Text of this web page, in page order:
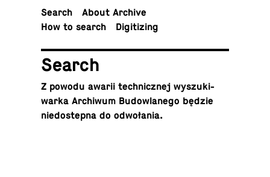
Search
About Archive
How to search
Dig­i­tiz­ing
Search
Z powodu awarii tech­nicznej wyszuki­
warka Archi­wum Bu­dowlanego będzie
niedostepna do odwołania.